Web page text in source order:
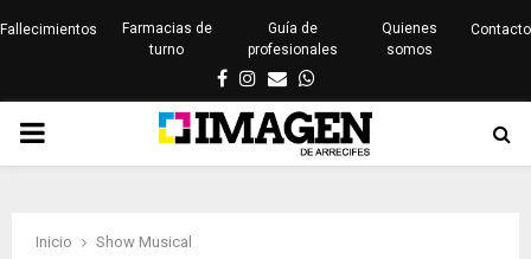
Fallecimientos
Farmacias de
turno
Guía de
profesionales
Quienes
somos
Contacto
Facebook
Instagram
EmailWhatsapp
PRIMARY
Inicio Show Musical